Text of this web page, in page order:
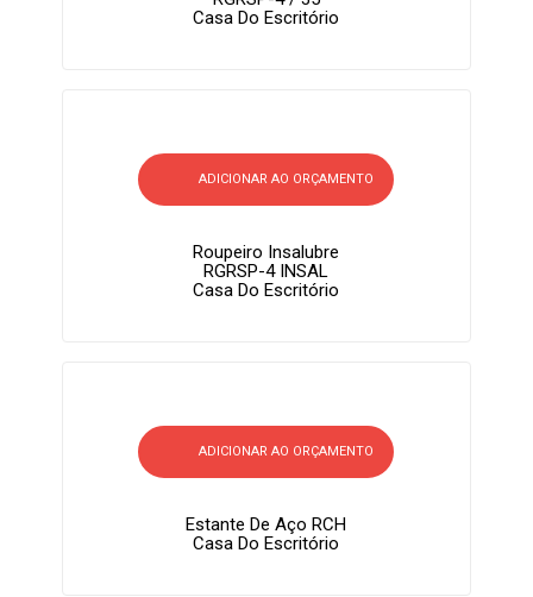
Casa Do Escritório
ADICIONAR AO ORÇAMENTO
Roupeiro Insalubre
RGRSP-4 INSAL
Casa Do Escritório
ADICIONAR AO ORÇAMENTO
Estante De Aço RCH
Casa Do Escritório